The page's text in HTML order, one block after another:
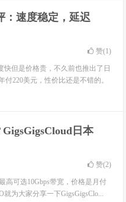
：速度稳定，延迟
赞(1)
快但是价格贵，不久前也推出了日
220美元，性价比还是不错的。
日本
赞(2)
高可选10Gbps带宽，价格是月付
为大家分享一下GigsGigsClo...